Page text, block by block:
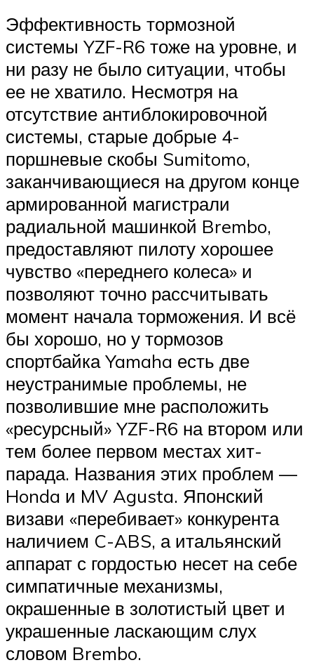
Эффективность тормозной
системы YZF-R6 тоже на уровне, и
ни разу не было ситуации, чтобы
ее не хватило. Несмотря на
отсутствие антиблокировочной
системы, старые добрые 4-
поршневые скобы Sumitomo,
заканчивающиеся на другом конце
армированной магистрали
радиальной машинкой Brembo,
предоставляют пилоту хорошее
чувство «переднего колеса» и
позволяют точно рассчитывать
момент начала торможения. И всё
бы хорошо, но у тормозов
спортбайка Yamaha есть две
неустранимые проблемы, не
позволившие мне расположить
«ресурсный» YZF-R6 на втором или
тем более первом местах хит-
парада. Названия этих проблем —
Honda и MV Agusta. Японский
визави «перебивает» конкурента
наличием C-ABS, а итальянский
аппарат с гордостью несет на себе
симпатичные механизмы,
окрашенные в золотистый цвет и
украшенные ласкающим слух
словом Brembo.